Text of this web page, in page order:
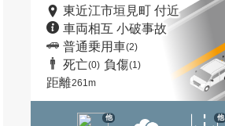
東近江市垣見町 付近
車両相互 小破事故
普通乗用車(2)
死亡(0) 負傷(1)
距離261m
他 他